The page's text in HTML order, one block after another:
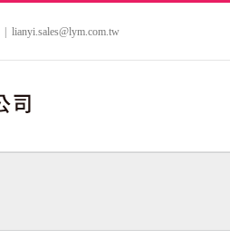
| lianyi.sales@lym.com.tw